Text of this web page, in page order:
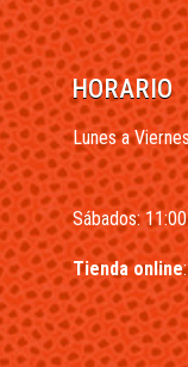
HORARIO
Lunes a
Sábados:
Tienda online